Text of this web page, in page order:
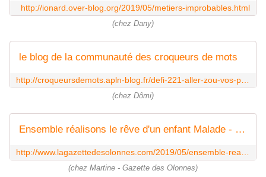
http://ionard.over-blog.org/2019/05/metiers-improbables.html
(chez Dany)
le blog de la communauté des croqueurs de mots
(chez Dômi)
Ensemble réalisons le rêve d'un enfant Malade - La Gazette des Olonnes
(chez Martine - Gazette des Olonnes)